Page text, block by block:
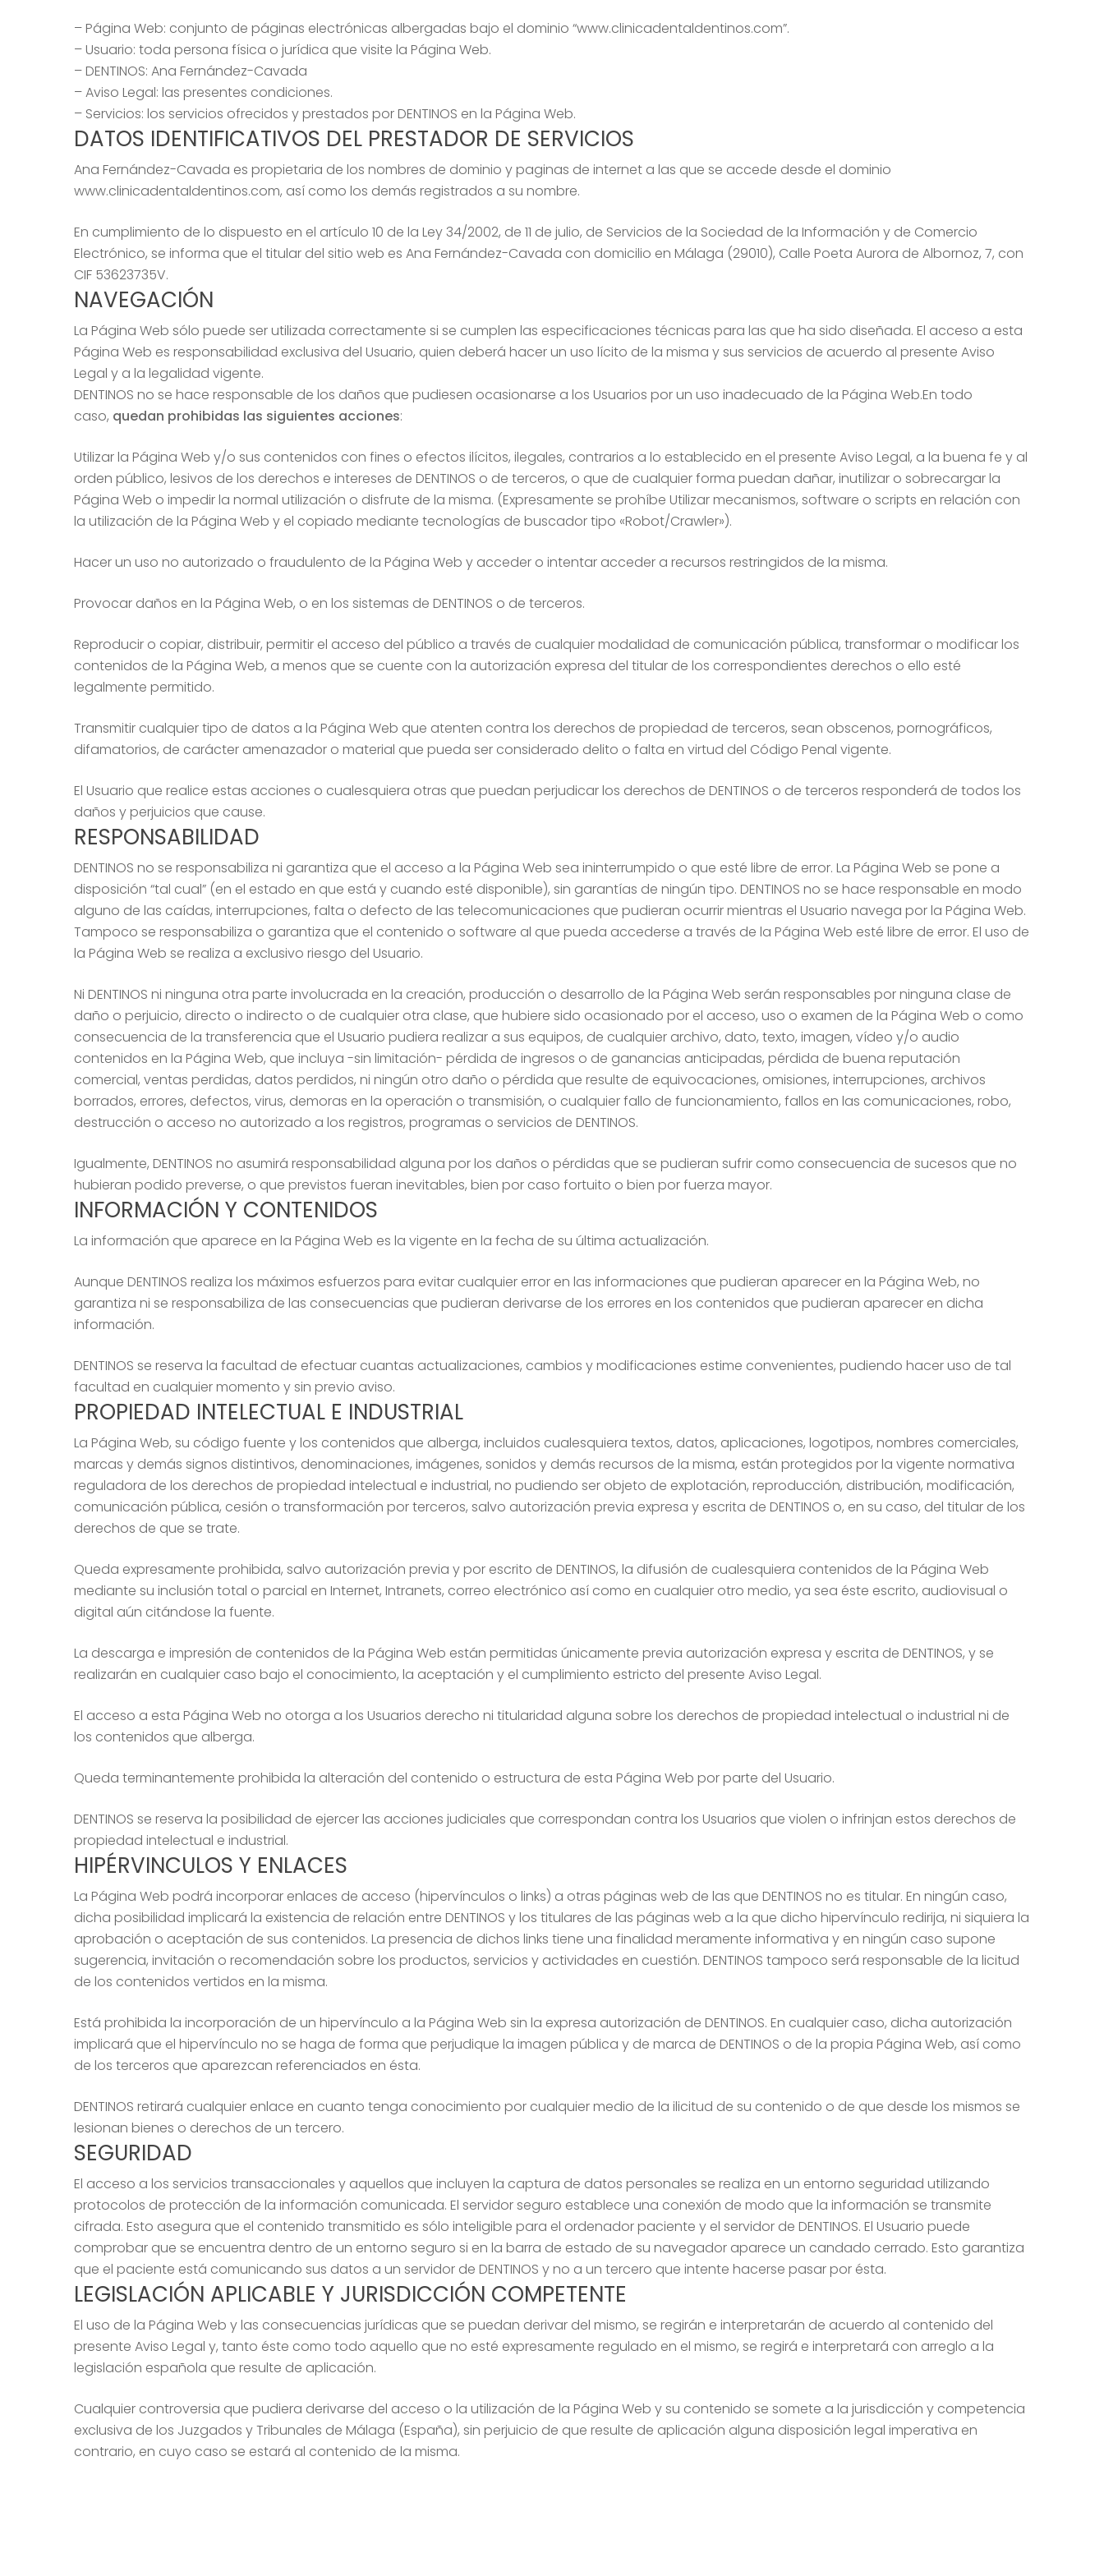
Hit enter to search or ESC to close
– Página Web: conjunto de páginas electrónicas albergadas bajo el dominio “www.clinicadentaldentinos.com”.
– Usuario: toda persona física o jurídica que visite la Página Web.
– DENTINOS: Ana Fernández-Cavada
– Aviso Legal: las presentes condiciones.
– Servicios: los servicios ofrecidos y prestados por DENTINOS en la Página Web.
DATOS IDENTIFICATIVOS DEL PRESTADOR DE SERVICIOS
Ana Fernández-Cavada es propietaria de los nombres de dominio y paginas de internet a las que se accede desde el dominio
www.clinicadentaldentinos.com, así como los demás registrados a su nombre.
En cumplimiento de lo dispuesto en el artículo 10 de la Ley 34/2002, de 11 de julio, de Servicios de la Sociedad de la Información y de Comercio
Electrónico, se informa que el titular del sitio web es Ana Fernández-Cavada con domicilio en Málaga (29010), Calle Poeta Aurora de Albornoz, 7, con
CIF 53623735V.
NAVEGACIÓN
La Página Web sólo puede ser utilizada correctamente si se cumplen las especificaciones técnicas para las que ha sido diseñada. El acceso a esta
Página Web es responsabilidad exclusiva del Usuario, quien deberá hacer un uso lícito de la misma y sus servicios de acuerdo al presente Aviso
Legal y a la legalidad vigente.
DENTINOS no se hace responsable de los daños que pudiesen ocasionarse a los Usuarios por un uso inadecuado de la Página Web.En todo
caso, quedan prohibidas las siguientes acciones:
Utilizar la Página Web y/o sus contenidos con fines o efectos ilícitos, ilegales, contrarios a lo establecido en el presente Aviso Legal, a la buena fe y al
orden público, lesivos de los derechos e intereses de DENTINOS o de terceros, o que de cualquier forma puedan dañar, inutilizar o sobrecargar la
Página Web o impedir la normal utilización o disfrute de la misma. (Expresamente se prohíbe Utilizar mecanismos, software o scripts en relación con
la utilización de la Página Web y el copiado mediante tecnologías de buscador tipo «Robot/Crawler»).
Hacer un uso no autorizado o fraudulento de la Página Web y acceder o intentar acceder a recursos restringidos de la misma.
Provocar daños en la Página Web, o en los sistemas de DENTINOS o de terceros.
Reproducir o copiar, distribuir, permitir el acceso del público a través de cualquier modalidad de comunicación pública, transformar o modificar los
contenidos de la Página Web, a menos que se cuente con la autorización expresa del titular de los correspondientes derechos o ello esté
legalmente permitido.
Transmitir cualquier tipo de datos a la Página Web que atenten contra los derechos de propiedad de terceros, sean obscenos, pornográficos,
difamatorios, de carácter amenazador o material que pueda ser considerado delito o falta en virtud del Código Penal vigente.
El Usuario que realice estas acciones o cualesquiera otras que puedan perjudicar los derechos de DENTINOS o de terceros responderá de todos los
daños y perjuicios que cause.
RESPONSABILIDAD
DENTINOS no se responsabiliza ni garantiza que el acceso a la Página Web sea ininterrumpido o que esté libre de error. La Página Web se pone a
disposición “tal cual” (en el estado en que está y cuando esté disponible), sin garantías de ningún tipo. DENTINOS no se hace responsable en modo
alguno de las caídas, interrupciones, falta o defecto de las telecomunicaciones que pudieran ocurrir mientras el Usuario navega por la Página Web.
Tampoco se responsabiliza o garantiza que el contenido o software al que pueda accederse a través de la Página Web esté libre de error. El uso de
la Página Web se realiza a exclusivo riesgo del Usuario.
Ni DENTINOS ni ninguna otra parte involucrada en la creación, producción o desarrollo de la Página Web serán responsables por ninguna clase de
daño o perjuicio, directo o indirecto o de cualquier otra clase, que hubiere sido ocasionado por el acceso, uso o examen de la Página Web o como
consecuencia de la transferencia que el Usuario pudiera realizar a sus equipos, de cualquier archivo, dato, texto, imagen, vídeo y/o audio
contenidos en la Página Web, que incluya -sin limitación- pérdida de ingresos o de ganancias anticipadas, pérdida de buena reputación
comercial, ventas perdidas, datos perdidos, ni ningún otro daño o pérdida que resulte de equivocaciones, omisiones, interrupciones, archivos
borrados, errores, defectos, virus, demoras en la operación o transmisión, o cualquier fallo de funcionamiento, fallos en las comunicaciones, robo,
destrucción o acceso no autorizado a los registros, programas o servicios de DENTINOS.
Igualmente, DENTINOS no asumirá responsabilidad alguna por los daños o pérdidas que se pudieran sufrir como consecuencia de sucesos que no
hubieran podido preverse, o que previstos fueran inevitables, bien por caso fortuito o bien por fuerza mayor.
INFORMACIÓN Y CONTENIDOS
La información que aparece en la Página Web es la vigente en la fecha de su última actualización.
Aunque DENTINOS realiza los máximos esfuerzos para evitar cualquier error en las informaciones que pudieran aparecer en la Página Web, no
garantiza ni se responsabiliza de las consecuencias que pudieran derivarse de los errores en los contenidos que pudieran aparecer en dicha
información.
DENTINOS se reserva la facultad de efectuar cuantas actualizaciones, cambios y modificaciones estime convenientes, pudiendo hacer uso de tal
facultad en cualquier momento y sin previo aviso.
PROPIEDAD INTELECTUAL E INDUSTRIAL
La Página Web, su código fuente y los contenidos que alberga, incluidos cualesquiera textos, datos, aplicaciones, logotipos, nombres comerciales,
marcas y demás signos distintivos, denominaciones, imágenes, sonidos y demás recursos de la misma, están protegidos por la vigente normativa
reguladora de los derechos de propiedad intelectual e industrial, no pudiendo ser objeto de explotación, reproducción, distribución, modificación,
comunicación pública, cesión o transformación por terceros, salvo autorización previa expresa y escrita de DENTINOS o, en su caso, del titular de los
derechos de que se trate.
Queda expresamente prohibida, salvo autorización previa y por escrito de DENTINOS, la difusión de cualesquiera contenidos de la Página Web
mediante su inclusión total o parcial en Internet, Intranets, correo electrónico así como en cualquier otro medio, ya sea éste escrito, audiovisual o
digital aún citándose la fuente.
La descarga e impresión de contenidos de la Página Web están permitidas únicamente previa autorización expresa y escrita de DENTINOS, y se
realizarán en cualquier caso bajo el conocimiento, la aceptación y el cumplimiento estricto del presente Aviso Legal.
El acceso a esta Página Web no otorga a los Usuarios derecho ni titularidad alguna sobre los derechos de propiedad intelectual o industrial ni de
los contenidos que alberga.
Queda terminantemente prohibida la alteración del contenido o estructura de esta Página Web por parte del Usuario.
DENTINOS se reserva la posibilidad de ejercer las acciones judiciales que correspondan contra los Usuarios que violen o infrinjan estos derechos de
propiedad intelectual e industrial.
HIPÉRVINCULOS Y ENLACES
La Página Web podrá incorporar enlaces de acceso (hipervínculos o links) a otras páginas web de las que DENTINOS no es titular. En ningún caso,
dicha posibilidad implicará la existencia de relación entre DENTINOS y los titulares de las páginas web a la que dicho hipervínculo redirija, ni siquiera la
aprobación o aceptación de sus contenidos. La presencia de dichos links tiene una finalidad meramente informativa y en ningún caso supone
sugerencia, invitación o recomendación sobre los productos, servicios y actividades en cuestión. DENTINOS tampoco será responsable de la licitud
de los contenidos vertidos en la misma.
Está prohibida la incorporación de un hipervínculo a la Página Web sin la expresa autorización de DENTINOS. En cualquier caso, dicha autorización
implicará que el hipervínculo no se haga de forma que perjudique la imagen pública y de marca de DENTINOS o de la propia Página Web, así como
de los terceros que aparezcan referenciados en ésta.
DENTINOS retirará cualquier enlace en cuanto tenga conocimiento por cualquier medio de la ilicitud de su contenido o de que desde los mismos se
lesionan bienes o derechos de un tercero.
SEGURIDAD
El acceso a los servicios transaccionales y aquellos que incluyen la captura de datos personales se realiza en un entorno seguridad utilizando
protocolos de protección de la información comunicada. El servidor seguro establece una conexión de modo que la información se transmite
cifrada. Esto asegura que el contenido transmitido es sólo inteligible para el ordenador paciente y el servidor de DENTINOS. El Usuario puede
comprobar que se encuentra dentro de un entorno seguro si en la barra de estado de su navegador aparece un candado cerrado. Esto garantiza
que el paciente está comunicando sus datos a un servidor de DENTINOS y no a un tercero que intente hacerse pasar por ésta.
LEGISLACIÓN APLICABLE Y JURISDICCIÓN COMPETENTE
El uso de la Página Web y las consecuencias jurídicas que se puedan derivar del mismo, se regirán e interpretarán de acuerdo al contenido del
presente Aviso Legal y, tanto éste como todo aquello que no esté expresamente regulado en el mismo, se regirá e interpretará con arreglo a la
legislación española que resulte de aplicación.
Cualquier controversia que pudiera derivarse del acceso o la utilización de la Página Web y su contenido se somete a la jurisdicción y competencia
exclusiva de los Juzgados y Tribunales de Málaga (España), sin perjuicio de que resulte de aplicación alguna disposición legal imperativa en
contrario, en cuyo caso se estará al contenido de la misma.